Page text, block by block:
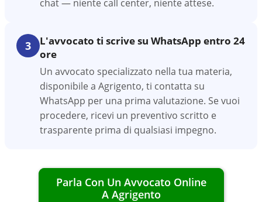
chat — niente call center, niente attese.
3
L'avvocato ti scrive su WhatsApp entro 24
ore
Un avvocato specializzato nella tua materia,
disponibile a Agrigento, ti contatta su
WhatsApp per una prima valutazione. Se vuoi
procedere, ricevi un preventivo scritto e
trasparente prima di qualsiasi impegno.
Parla Con Un Avvocato Online
A Agrigento